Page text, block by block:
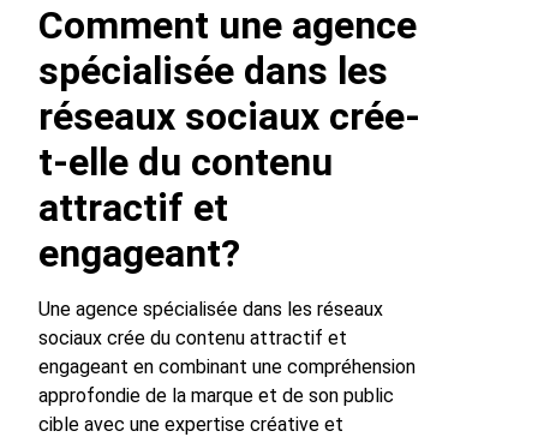
Comment une agence
spécialisée dans les
réseaux sociaux crée-
t-elle du contenu
attractif et
engageant?
Une agence spécialisée dans les réseaux
sociaux crée du contenu attractif et
engageant en combinant une compréhension
approfondie de la marque et de son public
cible avec une expertise créative et